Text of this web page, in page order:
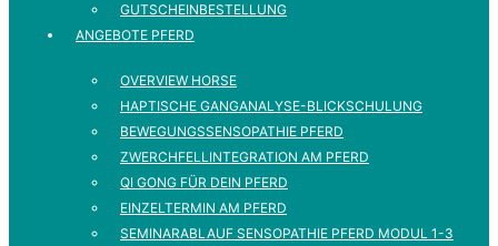
GUTSCHEINBESTELLUNG
ANGEBOTE PFERD
OVERVIEW HORSE
HAPTISCHE GANGANALYSE-BLICKSCHULUNG
BEWEGUNGSSENSOPATHIE PFERD
ZWERCHFELLINTEGRATION AM PFERD
QI GONG FÜR DEIN PFERD
EINZELTERMIN AM PFERD
SEMINARABLAUF SENSOPATHIE PFERD MODUL 1-3